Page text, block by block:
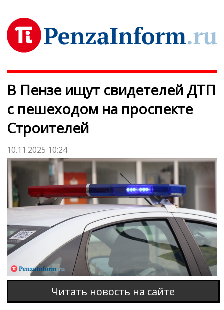
В Пензе ищут свидетелей ДТП
с пешеходом на проспекте
Строителей
10.11.2025 10:24
Читать новость на сайте